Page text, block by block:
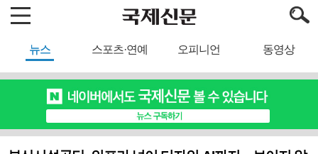
뉴스 스포츠·연예 오피니언 동영상